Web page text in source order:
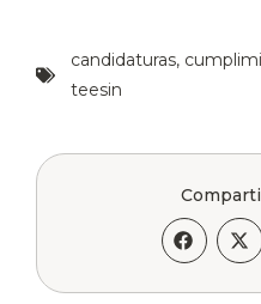
candidaturas,
teesin